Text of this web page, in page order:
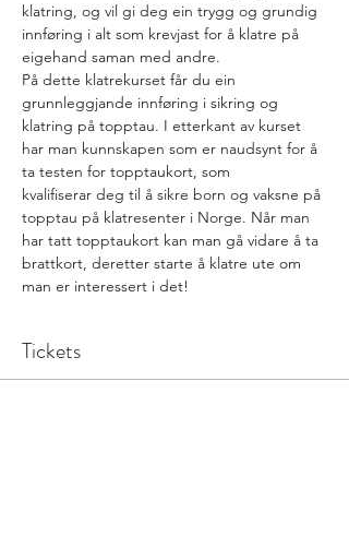
klatring, og vil gi deg ein trygg og grundig
innføring i alt som krevjast for å klatre på
eigehand saman med andre.
På dette klatrekurset får du ein
grunnleggjande innføring i sikring og
klatring på topptau. I etterkant av kurset
har man kunnskapen som er naudsynt for å
ta testen for topptaukort, som
kvalifiserar deg til å sikre born og vaksne på
topptau på klatresenter i Norge. Når man
har tatt topptaukort kan man gå vidare å ta
brattkort, deretter starte å klatre ute om
man er interessert i det!
Tickets